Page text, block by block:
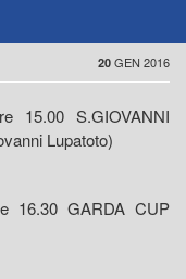
20 GEN 2016
15.00 S.GIOVANNI
Lupatoto)
16.30 GARDA CUP